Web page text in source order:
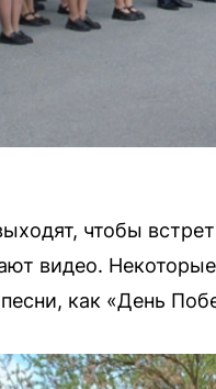
чтобы
видео.
как «День